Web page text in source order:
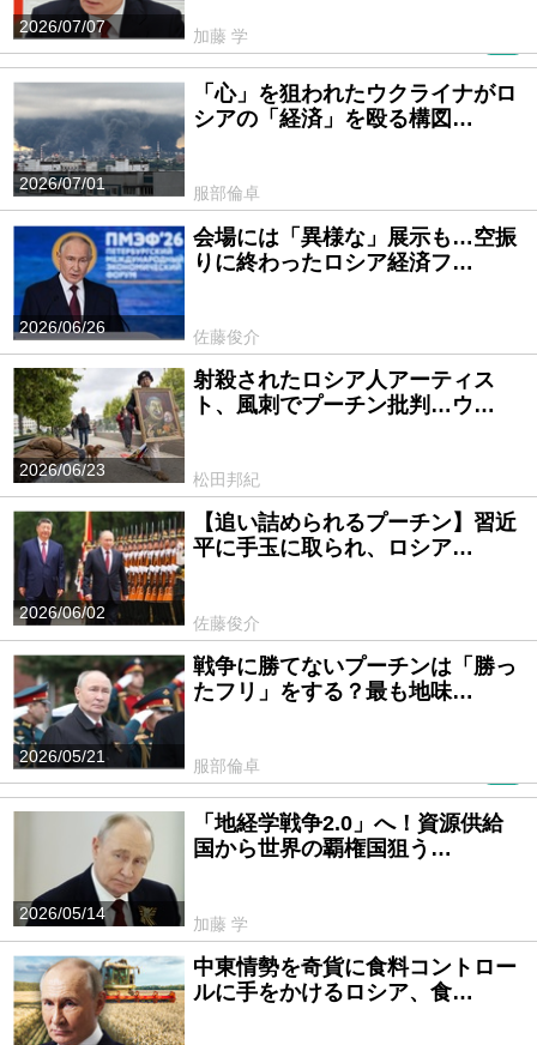
2026/07/07
加藤 学
2026/07/01
「心」を狙われたウクライナがロ
シアの「経済」を殴る構図…
服部倫卓
2026/06/26
会場には「異様な」展示も…空振
りに終わったロシア経済フ…
佐藤俊介
2026/06/23
射殺されたロシア人アーティス
ト、風刺でプーチン批判…ウ…
松田邦紀
2026/06/02
【追い詰められるプーチン】習近
平に手玉に取られ、ロシア…
佐藤俊介
2026/05/21
戦争に勝てないプーチンは「勝っ
たフリ」をする？最も地味…
服部倫卓
2026/05/14
「地経学戦争2.0」へ！資源供給
国から世界の覇権国狙う…
加藤 学
中東情勢を奇貨に食料コントロー
ルに手をかけるロシア、食…